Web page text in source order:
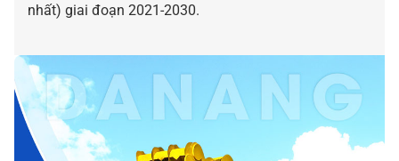
nhất) giai đoạn 2021-2030.